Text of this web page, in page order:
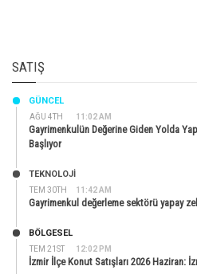
SATIŞ
AĞU 4TH 11:02 AM
GÜNCEL
Gayrimenkulün Değerine Giden Yolda
Başlıyor
TEM 30TH 11:42 AM
TEKNOLOJİ
Gayrimenkul değerleme sektörü yapay
TEM 21ST 12:02 PM
BÖLGESEL
İzmir İlçe Konut Satışları 2026 Haziran: